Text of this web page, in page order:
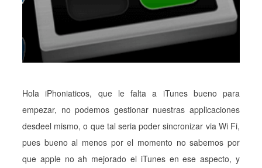
Hola iPhoniaticos, que le falta a iTunes bueno para
empezar, no podemos gestionar nuestras applicaciones
desdeel mismo, o que tal seria poder sincronizar via Wi Fi,
pues bueno al menos por el momento no sabemos por
que apple no ah mejorado el iTunes en ese aspecto, y